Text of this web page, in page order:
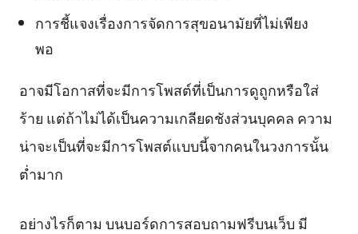
การชี้แจงเรื่องการจัดการสุขอนามัยที่ไม่เพียง
พอ
อาจมีโอกาสที่จะมีการโพสต์ที่เป็นการดูถูกหรือใส่
ร้าย แต่ถ้าไม่ได้เป็นความเกลียดชังส่วนบุคคล ความ
น่าจะเป็นที่จะมีการโพสต์แบบนี้จากคนในวงการนั้น
ต่ำมาก
อย่างไรก็ตาม บนบอร์ดการสอบถามฟรีบนเว็บ มี